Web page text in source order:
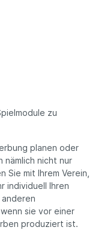
zu
planen oder
nicht nur
mit Ihrem Verein,
individuell Ihren
sie vor einer
produziert ist.